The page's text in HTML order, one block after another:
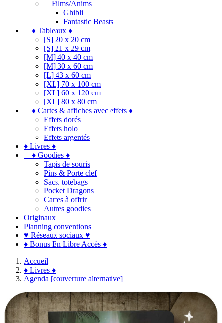
Films/Anims
Ghibli
Fantastic Beasts
♦ Tableaux ♦
[S] 20 x 20 cm
[S] 21 x 29 cm
[M] 40 x 40 cm
[M] 30 x 60 cm
[L] 43 x 60 cm
[XL] 70 x 100 cm
[XL] 60 x 120 cm
[XL] 80 x 80 cm
♦ Cartes & affiches avec effets ♦
Effets dorés
Effets holo
Effets argentés
♦ Livres ♦
♦ Goodies ♦
Tapis de souris
Pins & Porte clef
Sacs, totebags
Pocket Dragons
Cartes à offrir
Autres goodies
Originaux
Planning conventions
♥ Réseaux sociaux ♥
♦ Bonus En Libre Accès ♦
Accueil
♦ Livres ♦
Agenda [couverture alternative]